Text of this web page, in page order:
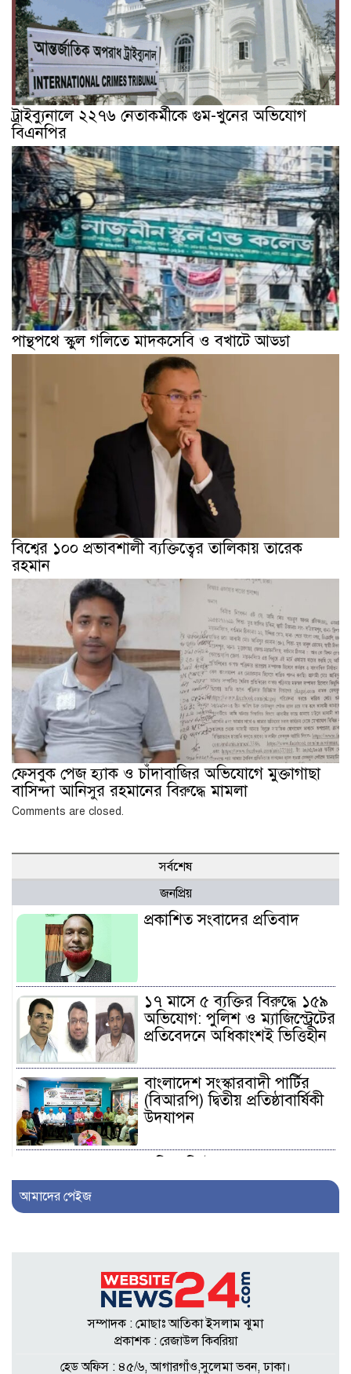
ট্রাইব্যুনালে ২২৭৬ নেতাকর্মীকে গুম-খুনের অভিযোগ
বিএনপির
পান্থপথে স্কুল গলিতে মাদকসেবি ও বখাটে আড্ডা
বিশ্বের ১০০ প্রভাবশালী ব্যক্তিত্বের তালিকায় তারেক
রহমান
ফেসবুক পেজ হ্যাক ও চাঁদাবাজির অভিযোগে মুক্তাগাছা
বাসিন্দা আনিসুর রহমানের বিরুদ্ধে মামলা
Comments are closed.
সর্বশেষ
জনপ্রিয়
প্রকাশিত সংবাদের প্রতিবাদ
১৭ মাসে ৫ ব্যক্তির বিরুদ্ধে ১৫৯
অভিযোগ: পুলিশ ও ম্যাজিস্ট্রেটের
প্রতিবেদনে অধিকাংশই ভিত্তিহীন
বাংলাদেশ সংস্কারবাদী পার্টির
(বিআরপি) দ্বিতীয় প্রতিষ্ঠাবার্ষিকী
উদযাপন
ঘোষণার দাবি, আলোচনায়
সম্পাদককে!
শিকলবাহা জলাবদ্ধতা নিরসনে
মাঠে ইউপি সদস্য নুরুল ইসলাম
আমাদের পেইজ
সম্পাদক : মোছাঃ আতিকা ইসলাম ঝুমা
প্রকাশক : রেজাউল কিবরিয়া
হেড অফিস : ৪৫/৬, আগারগাঁও,সুলেমা ভবন, ঢাকা।